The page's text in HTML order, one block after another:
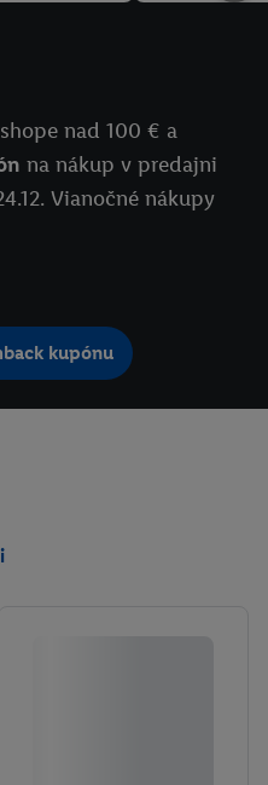
nad 100 € a
na nákup v predajni
Vianočné nákupy
kupónu